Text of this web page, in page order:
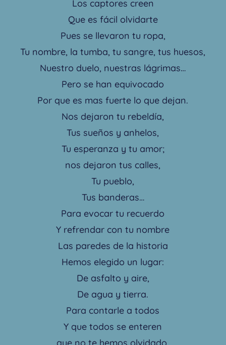
Los captores creen
Que es fácil olvidarte
Pues se llevaron tu ropa,
Tu nombre, la tumba, tu sangre, tus huesos,
Nuestro duelo, nuestras lágrimas…
Pero se han equivocado
Por que es mas fuerte lo que dejan.
Nos dejaron tu rebeldía,
Tus sueños y anhelos,
Tu esperanza y tu amor;
nos dejaron tus calles,
Tu pueblo,
Tus banderas…
Para evocar tu recuerdo
Y refrendar con tu nombre
Las paredes de la historia
Hemos elegido un lugar:
De asfalto y aire,
De agua y tierra.
Para contarle a todos
Y que todos se enteren